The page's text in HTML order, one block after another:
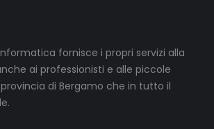
fornisce i propri servizi alla
ai professionisti e alle piccole
di Bergamo che in tutto il